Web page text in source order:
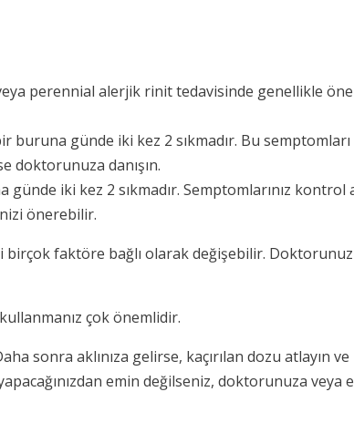
perennial alerjik rinit tedavisinde genellikle
günde iki kez 2 sıkmadır. Bu
doktorunuza danışın.
iki kez 2 sıkmadır. Semptomlarınız kontrol
önerebilir.
birçok faktöre bağlı olarak değişebilir.
çok önemlidir.
sonra aklınıza gelirse, kaçırılan dozu atlayın
emin değilseniz, doktorunuza veya